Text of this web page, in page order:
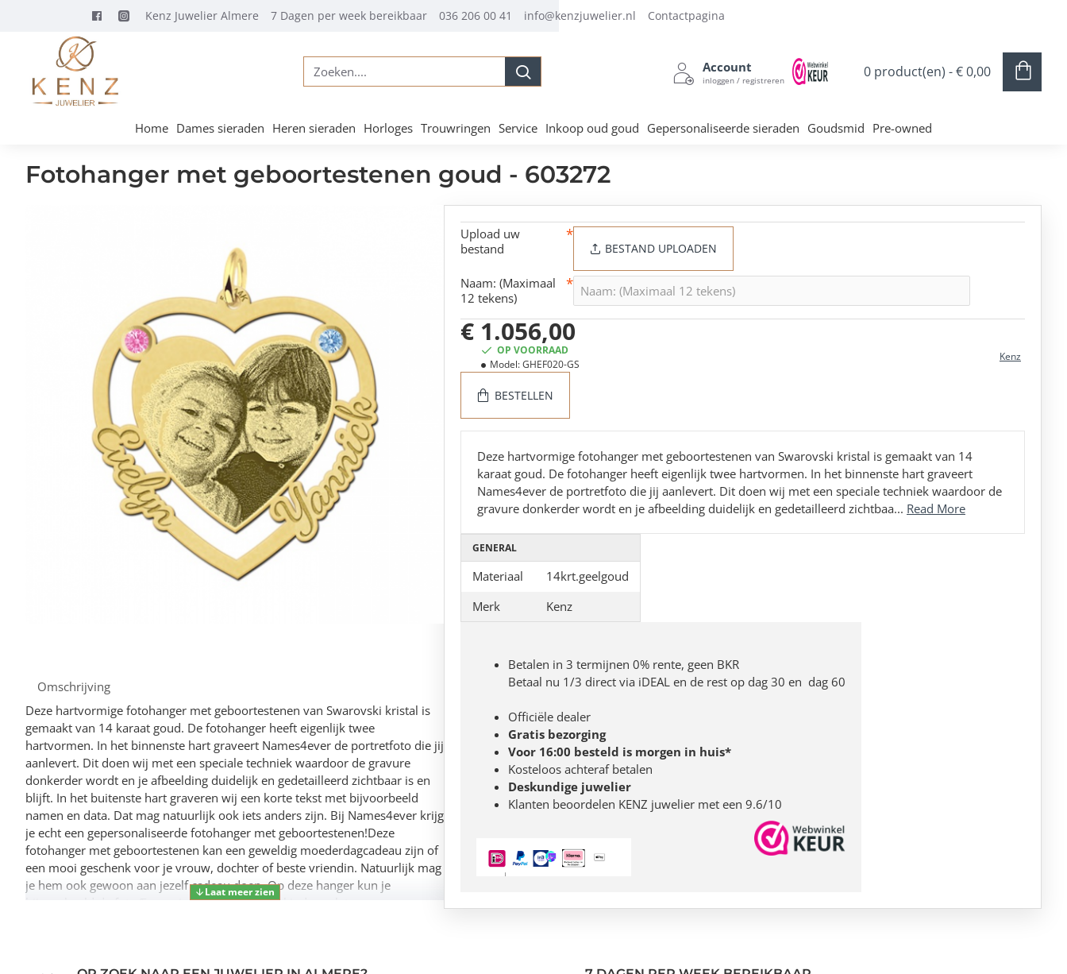
Kenz Juwelier Almere 7 Dagen per week bereikbaar 036 206 00 41 info@kenzjuwelier.nl Contactpagina
Zoeken....
Account
inloggen / registreren 0 product(en) - € 0,00
Home Dames sieraden Heren sieraden Horloges Trouwringen Service Inkoop oud goud Gepersonaliseerde sieraden Goudsmid Pre-owned
Fotohanger met geboortestenen goud - 603272
Omschrijving
Deze hartvormige fotohanger met geboortestenen van Swarovski kristal is
gemaakt van 14 karaat goud. De fotohanger heeft eigenlijk twee
hartvormen. In het binnenste hart graveert Names4ever de portretfoto die jij
aanlevert. Dit doen wij met een speciale techniek waardoor de gravure
donkerder wordt en je afbeelding duidelijk en gedetailleerd zichtbaar is en
blijft. In het buitenste hart graveren wij een korte tekst met bijvoorbeeld
namen en data. Dat mag natuurlijk ook iets anders zijn. Bij Names4ever krijg
je echt een gepersonaliseerde fotohanger met geboortestenen!Deze
fotohanger met geboortestenen kan een geweldig moederdagcadeau zijn of
een mooi geschenk voor je vrouw, dochter of beste vriendin. Natuurlijk mag
je hem ook gewoon aan jezelf cadeau doen. Op deze hanger kun je
bijvoorbeeld de fotoÆs van je kinderen of kleinkinderen laten graveren, van
OP VOORRAAD
Model:GHEF020-GS
Kenz
€ 1.056,00
Upload uw
bestand
BESTAND UPLOADEN
Naam: (Maximaal
12 tekens)
BESTELLEN
Deze hartvormige fotohanger met geboortestenen van Swarovski kristal is gemaakt van 14
karaat goud. De fotohanger heeft eigenlijk twee hartvormen. In het binnenste hart graveert
Names4ever de portretfoto die jij aanlevert. Dit doen wij met een speciale techniek waardoor de
gravure donkerder wordt en je afbeelding duidelijk en gedetailleerd zichtbaa... Read More
GENERAL
Materiaal
14krt.geelgoud
Merk
Kenz
Betalen in 3 termijnen 0% rente, geen BKR
Betaal nu 1/3 direct via iDEAL en de rest op dag 30 en dag 60
Officiële dealer
Gratis bezorging
Voor 16:00 besteld is morgen in huis*
Kosteloos achteraf betalen
Deskundige juwelier
Klanten beoordelen KENZ juwelier met een 9.6/10